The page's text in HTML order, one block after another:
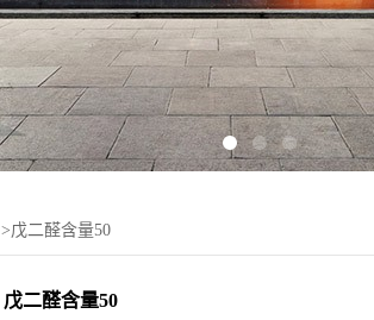
>戊二醛含量50
戊二醛含量50